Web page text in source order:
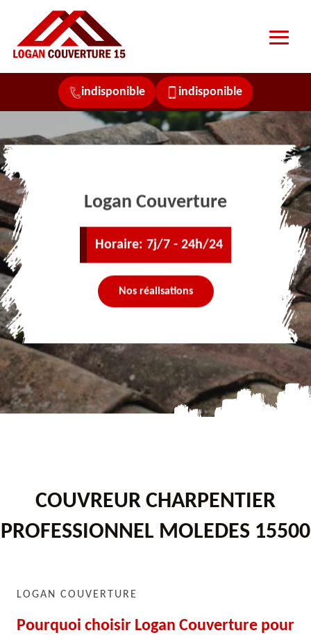
indisponible indisponible
Logan Couverture
Horaire: 7j/7 - 24h/24
Nos réalisations
COUVREUR CHARPENTIER
PROFESSIONNEL MOLEDES 15500
LOGAN COUVERTURE
Pourquoi choisir Logan Couverture pour